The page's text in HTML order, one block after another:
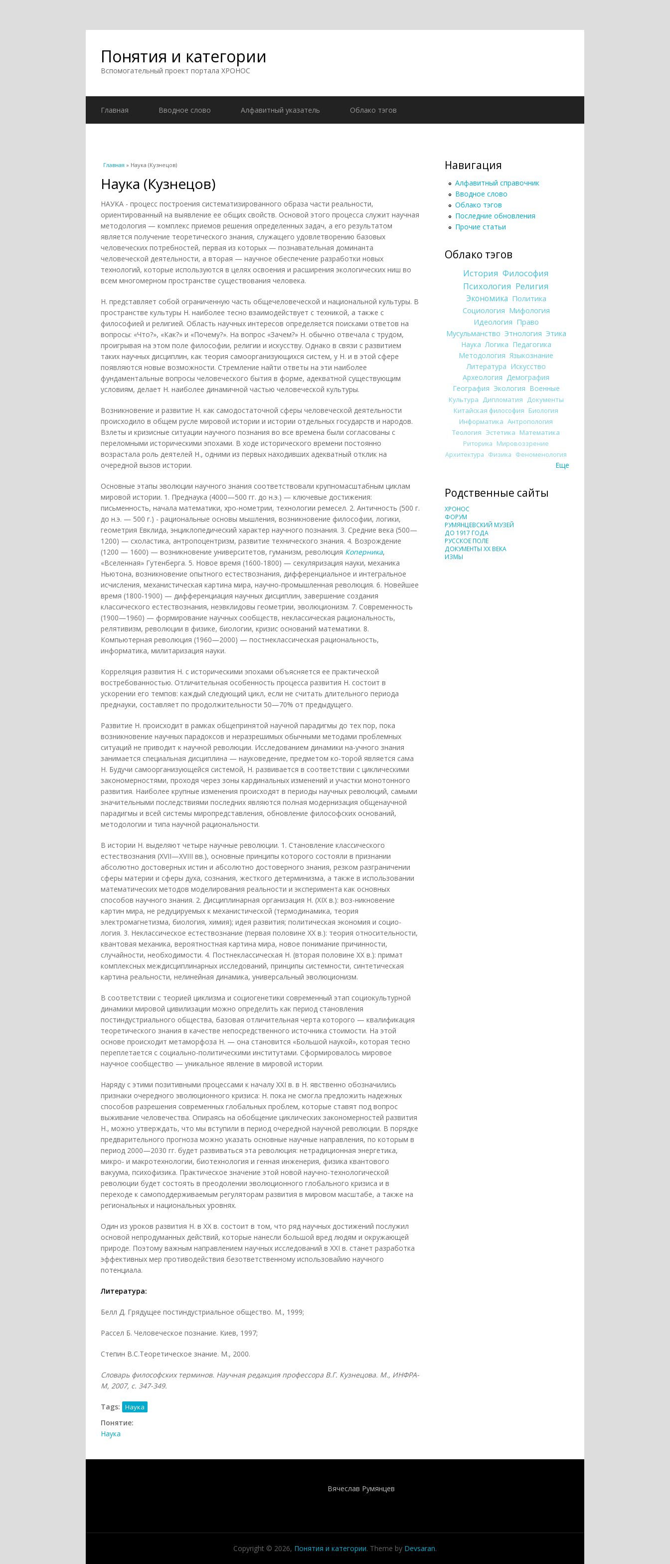
Понятия и категории
Вспомогательный проект портала ХРОНОС
Главная Вводное слово Алфавитный указатель Облако тэгов
Вы здесь
Главная » Наука (Кузнецов)
Наука (Кузнецов)
НАУКА - процесс построения систематизированного образа части реальности,
ориентированный на выявление ее общих свойств. Основой этого процесса служит научная
методология — комплекс приемов решения определенных задач, а его результатом
является получение теоретического знания, служащего удовлетворению базовых
человеческих потребностей, первая из которых — познавательная доминанта
человеческой деятельности, а вторая — научное обеспечение разработки новых
технологий, которые используются в целях освоения и расширения экологических ниш во
всем многомерном пространстве существования человека.
Н. представляет собой ограниченную часть общечеловеческой и национальной культуры. В
пространстве культуры Н. наиболее тесно взаимодействует с техникой, а также с
философией и религией. Область научных интересов определяется поисками ответов на
вопросы: «Что?», «Как?» и «Почему?». На вопрос «Зачем?» Н. обычно отвечала с трудом,
проигрывая на этом поле философии, религии и искусству. Однако в связи с развитием
таких научных дисциплин, как теория самоорганизующихся систем, у Н. и в этой сфере
появляются новые возможности. Стремление найти ответы на эти наиболее
фундаментальные вопросы человеческого бытия в форме, адекватной существующим
условиям, делает Н. наиболее динамичной частью человеческой культуры.
Возникновение и развитие Н. как самодостаточной сферы человеческой деятельности
происходило в общем русле мировой истории и истории отдельных государств и народов.
Взлеты и кризисные ситуации научного познания во все времена были согласованы с
переломными историческими эпохами. В ходе исторического времени постоянно
возрастала роль деятелей Н., одними из первых находивших адекватный отклик на
очередной вызов истории.
Основные этапы эволюции научного знания соответствовали крупномасштабным циклам
мировой истории. 1. Преднаука (4000—500 гг. до н.э.) — ключевые достижения:
письменность, начала математики, хро-нометрии, технологии ремесел. 2. Античность (500 г.
до н.э. — 500 г.) - рациональные основы мышления, возникновение философии, логики,
геометрия Евклида, энциклопедический характер научного познания. 3. Средние века (500—
1200) — схоластика, антропоцентризм, развитие технического знания. 4. Возрождение
(1200 — 1600) — возникновение университетов, гуманизм, революция Коперника,
«Вселенная» Гутенберга. 5. Новое время (1600-1800) — секуляризация науки, механика
Ньютона, возникновение опытного естествознания, дифференциальное и интегральное
исчисления, механистическая картина мира, научно-промышленная революция. 6. Новейшее
время (1800-1900) — дифференциация научных дисциплин, завершение создания
классического естествознания, неэвклидовы геометрии, эволюционизм. 7. Современность
(1900—1960) — формирование научных сообществ, неклассическая рациональность,
релятивизм, революции в физике, биологии, кризис оснований математики. 8.
Компьютерная революция (1960—2000) — постнеклассическая рациональность,
информатика, милитаризация науки.
Корреляция развития Н. с историческими эпохами объясняется ее практической
востребованностью. Отличительная особенность процесса развития Н. состоит в
ускорении его темпов: каждый следующий цикл, если не считать длительного периода
преднауки, составляет по продолжительности 50—70% от предыдущего.
Развитие Н. происходит в рамках общепринятой научной парадигмы до тех пор, пока
возникновение научных парадоксов и неразрешимых обычными методами проблемных
ситуаций не приводит к научной революции. Исследованием динамики на-учного знания
занимается специальная дисциплина — науковедение, предметом ко-торой является сама
Н. Будучи самоорганизующейся системой, Н. развивается в соответствии с циклическими
закономерностями, проходя через зоны кардинальных изменений и участки монотонного
развития. Наиболее крупные изменения происходят в периоды научных революций, самыми
значительными последствиями последних являются полная модернизация общенаучной
парадигмы и всей системы миропредставления, обновление философских оснований,
методологии и типа научной рациональности.
В истории Н. выделяют четыре научные революции. 1. Становление классического
естествознания (XVII—XVIII вв.), основные принципы которого состояли в признании
абсолютно достоверных истин и абсолютно достоверного знания, резком разграничении
сферы материи и сферы духа, сознания, жесткого детерминизма, а также в использовании
математических методов моделирования реальности и эксперимента как основных
способов научного знания. 2. Дисциплинарная организация Н. (XIX в.): воз-никновение
картин мира, не редуцируемых к механистической (термодинамика, теория
электромагнетизма, биология, химия); идея развития; политическая экономия и социо-
логия. 3. Неклассическое естествознание (первая половине XX в.): теория относительности,
квантовая механика, вероятностная картина мира, новое понимание причинности,
случайности, необходимости. 4. Постнеклассическая Н. (вторая половине XX в.): примат
комплексных междисциплинарных исследований, принципы системности, синтетическая
картина реальности, нелинейная динамика, универсальный эволюционизм.
В соответствии с теорией циклизма и социогенетики современный этап социокультурной
динамики мировой цивилизации можно определить как период становления
постиндустриального общества, базовая отличительная черта которого — квалификация
теоретического знания в качестве непосредственного источника стоимости. На этой
основе происходит метаморфоза Н. — она становится «Большой наукой», которая тесно
переплетается с социально-политическими институтами. Сформировалось мировое
научное сообщество — уникальное явление в мировой истории.
Наряду с этими позитивными процессами к началу XXI в. в Н. явственно обозначились
признаки очередного эволюционного кризиса: Н. пока не смогла предложить надежных
способов разрешения современных глобальных проблем, которые ставят под вопрос
выживание человечества. Опираясь на обобщение циклических закономерностей развития
Н., можно утверждать, что мы вступили в период очередной научной революции. В порядке
предварительного прогноза можно указать основные научные направления, по которым в
период 2000—2030 гг. будет развиваться эта революция: нетрадиционная энергетика,
микро- и макротехнологии, биотехнология и генная инженерия, физика квантового
вакуума, психофизика. Практическое значение этой новой научно-технологической
революции будет состоять в преодолении эволюционного глобального кризиса и в
переходе к самоподдерживаемым регуляторам развития в мировом масштабе, а также на
региональных и национальных уровнях.
Один из уроков развития Н. в XX в. состоит в том, что ряд научных достижений послужил
основой непродуманных действий, которые нанесли большой вред людям и окружающей
природе. Поэтому важным направлением научных исследований в XXI в. станет разработка
эффективных мер противодействия безответственному использовайию научного
потенциала.
Литература:
Белл Д. Грядущее постиндустриальное общество. М., 1999;
Рассел Б. Человеческое познание. Киев, 1997;
Степин B.C.Теоретическое знание. М., 2000.
Словарь философских терминов. Научная редакция профессора В.Г. Кузнецова. М., ИНФРА-
М, 2007, с. 347-349.
Tags: Наука
Понятие:
Наука
Навигация
Алфавитный справочник
Вводное слово
Облако тэгов
Последние обновления
Прочие статьи
Облако тэгов
История Философия
Психология Религия
Экономика Политика
Социология Мифология
Идеология Право
Мусульманство Этнология Этика
Наука Логика Педагогика
Методология Языкознание
Литература Искусство
Археология Демография
География Экология Военные
Культура Дипломатия Документы
Китайская философия Биология
Информатика Антропология
Теология Эстетика Математика
Риторика Мировоззрение
Архитектура Физика Феноменология
Еще
Родственные сайты
ХРОНОС
ФОРУМ
РУМЯНЦЕВСКИЙ МУЗЕЙ
ДО 1917 ГОДА
РУССКОЕ ПОЛЕ
ДОКУМЕНТЫ XX ВЕКА
ИЗМЫ
Вячеслав Румянцев
Copyright © 2026, Понятия и категории. Theme by Devsaran.